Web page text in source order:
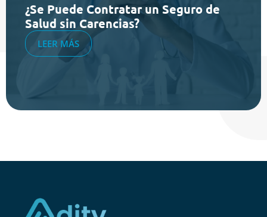
¿Se Puede Contratar un Seguro de
Salud sin Carencias?
LEER MÁS